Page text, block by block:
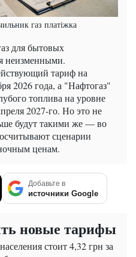
газ платіжка
для бытовых
неизменными.
тариф на
2026 года, а "Нафтогаз"
топлива на уровне
2027-го. Но это не
будут такими же — во
сценарии
ценам.
Добавьте в
источники Google
новые тарифы
стоит 4,32 грн за